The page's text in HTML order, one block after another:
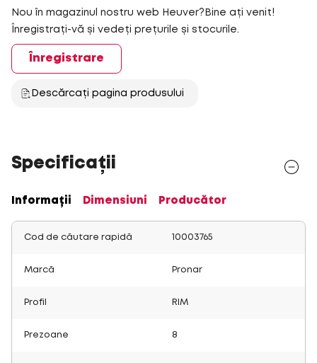
Nou în magazinul nostru web Heuver?Bine ați venit!
Înregistrați-vă și vedeți prețurile și stocurile.
Înregistrare
Descărcați pagina produsului
Specificații
Informații Dimensiuni Producător
Cod de căutare rapidă 10003765
Marcă Pronar
Profil RIM
Prezoane 8